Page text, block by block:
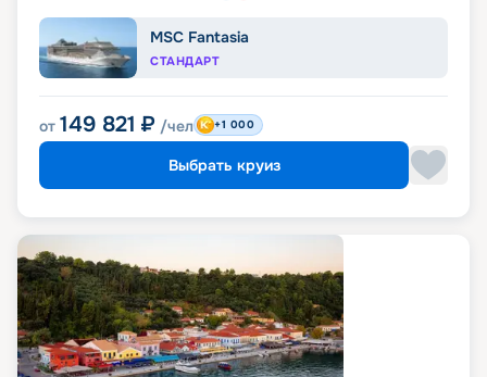
MSC Fantasia
СТАНДАРТ
от 149 821 ₽ /чел +1 000
Выбрать круиз